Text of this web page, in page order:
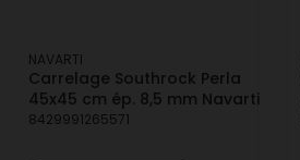
NAVARTI
Carrelage Southrock Perla
45x45 cm ép. 8,5 mm Navarti
8429991265571